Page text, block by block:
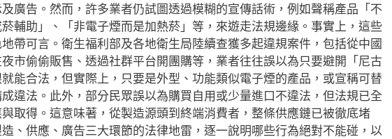
廣告。然而，許多業者仍試圖透過模糊的宣傳話術，例如聲稱產品「不
輔助」、「非電子煙而是加熱菸」等，來遊走法規邊緣。事實上，這些
帶可言。衛生福利部及各地衛生局陸續查獲多起違規案件，包括從中國
市偷偷販售、透過社群平台開團購等，業者往往誤以為只要避開「尼古
能合法，但實際上，只要是外型、功能類似電子煙的產品，或宣稱可替
違法。此外，部分民眾誤以為購買自用或少量進口不違法，但法規已全
取得。這意味著，從製造源頭到終端消費者，整條供應鏈已被徹底堵
、供應、廣告三大環節的法律地雷，逐一說明哪些行為絕對不能碰，以